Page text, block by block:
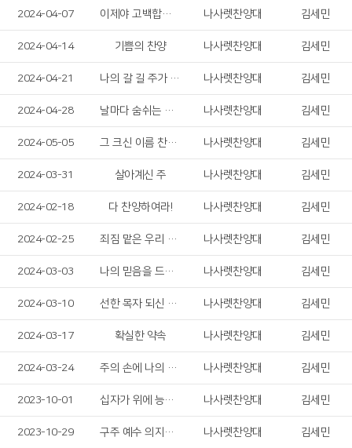
2024-04-07 이제야 고백합니다 나사렛찬양대 김세민
2024-04-14 기쁨의 찬양 나사렛찬양대 김세민
2024-04-21 나의 갈 길 주가 인도하시네 나사렛찬양대 김세민
2024-04-28 날마다 숨쉬는 순간마다 나사렛찬양대 김세민
2024-05-05 그 크신 이름 찬양해 나사렛찬양대 김세민
2024-03-31 살아계신 주 나사렛찬양대 김세민
2024-02-18 다 찬양하여라! 나사렛찬양대 김세민
2024-02-25 죄짐 맡은 우리 구주 나사렛찬양대 김세민
2024-03-03 나의 믿음을 드러냅니다 나사렛찬양대 김세민
2024-03-10 선한 목자 되신 우리 주 나사렛찬양대 김세민
2024-03-17 확실한 약속 나사렛찬양대 김세민
2024-03-24 주의 손에 나의 손을 포개고 나사렛찬양대 김세민
2023-10-01 십자가 위에 능력 있네 나사렛찬양대 김세민
2023-10-29 구주 예수 의지함이 나사렛찬양대 김세민